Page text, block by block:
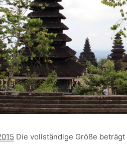
Die vollständige Größe beträgt